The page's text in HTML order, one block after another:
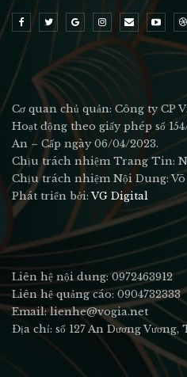
Cơ quan chủ quản: Công ty CP
Hoạt động theo giấy phép số
An – Cấp ngày 06/04/2023.
Chịu trách nhiệm Trang Tin:
Chịu trách nhiệm Nội Dung:
Phát triển bởi:VG Digital
Liên hệ nội dung: 0972463912
Liên hệ quảng cáo: 0904732333
Email: lienhe@vogia.net
Địa chỉ: số 127 An Dương